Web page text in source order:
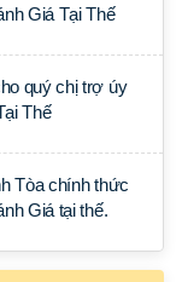
Giá Tại Thế
quý chị trợ úy
Thế
Tòa chính thức
Giá tại thế.